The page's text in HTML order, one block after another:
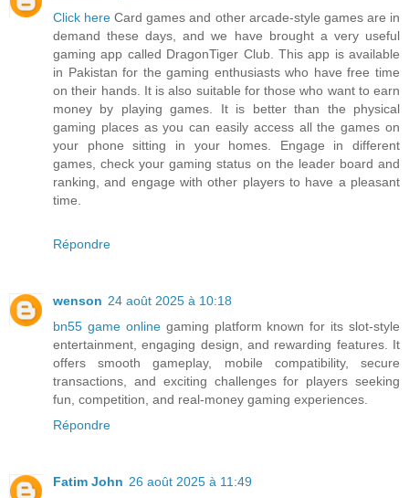
Click here Card games and other arcade-style games are in
demand these days, and we have brought a very useful
gaming app called DragonTiger Club. This app is available
in Pakistan for the gaming enthusiasts who have free time
on their hands. It is also suitable for those who want to earn
money by playing games. It is better than the physical
gaming places as you can easily access all the games on
your phone sitting in your homes. Engage in different
games, check your gaming status on the leader board and
ranking, and engage with other players to have a pleasant
time.
Répondre
wenson 24 août 2025 à 10:18
bn55 game onlinegaming platform known for its slot-style
entertainment, engaging design, and rewarding features. It
offers smooth gameplay, mobile compatibility, secure
transactions, and exciting challenges for players seeking
fun, competition, and real-money gaming experiences.
Répondre
Fatim John 26 août 2025 à 11:49